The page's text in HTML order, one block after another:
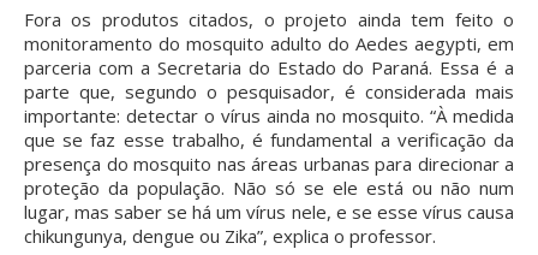
Fora os produtos citados, o projeto ainda tem feito o
monitoramento do mosquito adulto do Aedes aegypti, em
parceria com a Secretaria do Estado do Paraná. Essa é a
parte que, segundo o pesquisador, é considerada mais
importante: detectar o vírus ainda no mosquito. “À medida
que se faz esse trabalho, é fundamental a verificação da
presença do mosquito nas áreas urbanas para direcionar a
proteção da população. Não só se ele está ou não num
lugar, mas saber se há um vírus nele, e se esse vírus causa
chikungunya, dengue ou Zika”, explica o professor.